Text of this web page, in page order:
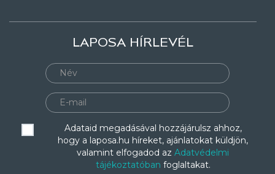
LAPOSA HÍRLEVÉL
Adataid megadásával hozzájárulsz ahhoz,
hogy a laposa.hu híreket, ajánlatokat küldjön,
valamint elfogadod az Adatvédelmi
tájékoztatóban foglaltakat.